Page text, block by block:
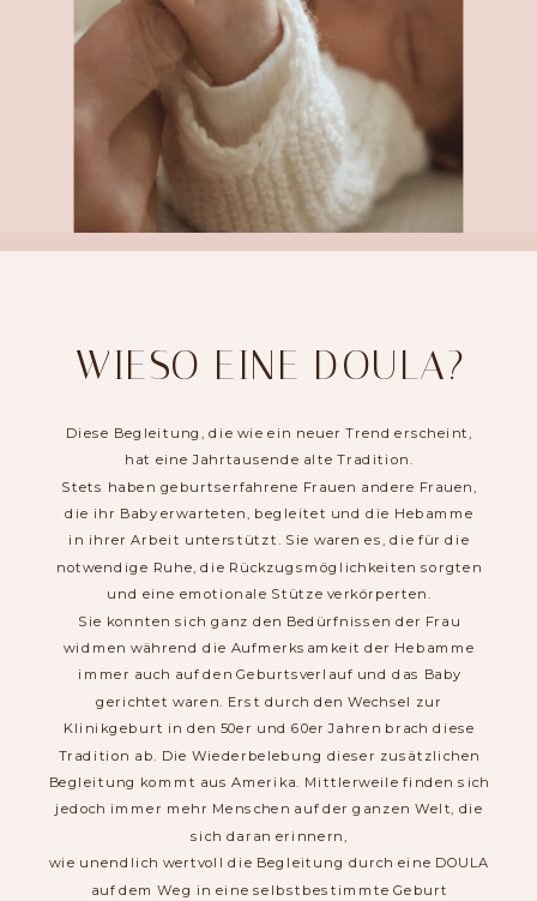
WIESO EINE DOULA?
Diese Begleitung, die wie ein neuer Trend erscheint,
hat eine Jahrtausende alte Tradition.
Stets haben geburtserfahrene Frauen andere Frauen,
die ihr Baby erwarteten, begleitet und die Hebamme
in ihrer Arbeit unterstützt. Sie waren es, die für die
notwendige Ruhe, die Rückzugsmöglichkeiten sorgten
und eine emotionale Stütze verkörperten.
Sie konnten sich ganz den Bedürfnissen der Frau
widmen während die Aufmerksamkeit der Hebamme
immer auch auf den Geburtsverlauf und das Baby
gerichtet waren. Erst durch den Wechsel zur
Klinikgeburt in den 50er und 60er Jahren brach diese
Tradition ab. Die Wiederbelebung dieser zusätzlichen
Begleitung kommt aus Amerika. Mittlerweile finden sich
jedoch immer mehr Menschen auf der ganzen Welt, die
sich daran erinnern,
wie unendlich wertvoll die Begleitung durch eine DOULA
auf dem Weg in eine selbstbestimmte Geburt